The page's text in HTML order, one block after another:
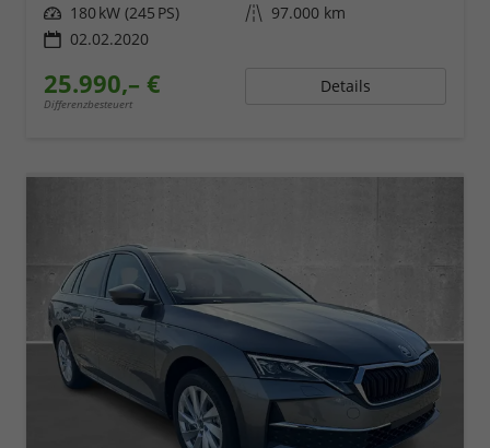
Leistung 180 kW (245 PS) Kilometerstand 97.000 km
02.02.2020
25.990,– €
Differenzbesteuert
Details